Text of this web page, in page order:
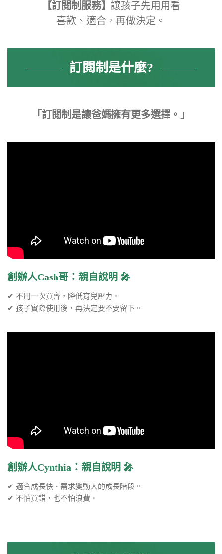
【訂閱制服務】 讓孩子先用用看
喜歡、適合，再做決定。
訂閱制是什麼?
「訂閱制是讓爸媽擁有更多選擇。」
創辦人Cash哥：親自說明 🎤
✔ 不用一次買齊，降低育兒壓力。
✔ 孩子實際使用後，再決定要不要留下。
創辦人Cynthia：親自說明 🎤
✔ 適合成長快、需求變動大的成長階段。
✔ 不怕買錯，也不怕浪費。